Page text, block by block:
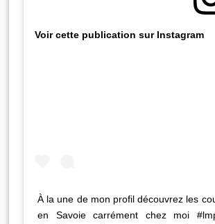
Voir cette publication sur Instagram
À la une de mon profil découvrez les
en Savoie carrément chez moi